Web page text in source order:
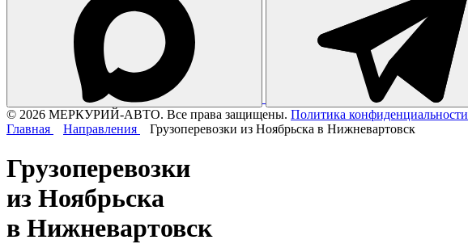
© 2026 МЕРКУРИЙ-АВТО. Все права защищены. Политика конфиденциальности
Главная
Направления Грузоперевозки из Ноябрьска в Нижневартовск
Грузоперевозки
из Ноябрьска
в Нижневартовск